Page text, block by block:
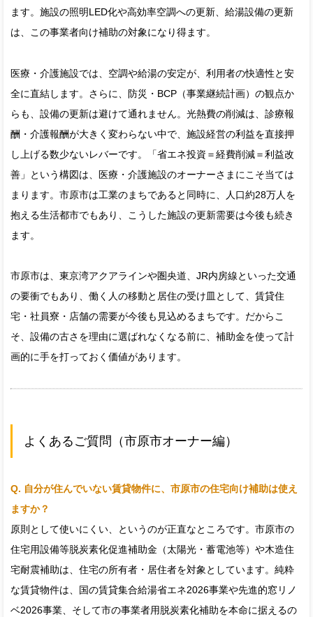
ます。施設の照明LED化や高効率空調への更新、給湯設備の更新
は、この事業者向け補助の対象になり得ます。
医療・介護施設では、空調や給湯の安定が、利用者の快適性と安
全に直結します。さらに、防災・BCP（事業継続計画）の観点か
らも、設備の更新は避けて通れません。光熱費の削減は、診療報
酬・介護報酬が大きく変わらない中で、施設経営の利益を直接押
し上げる数少ないレバーです。「省エネ投資＝経費削減＝利益改
善」という構図は、医療・介護施設のオーナーさまにこそ当ては
まります。市原市は工業のまちであると同時に、人口約28万人を
抱える生活都市でもあり、こうした施設の更新需要は今後も続き
ます。
市原市は、東京湾アクアラインや圏央道、JR内房線といった交通
の要衝でもあり、働く人の移動と居住の受け皿として、賃貸住
宅・社員寮・店舗の需要が今後も見込めるまちです。だからこ
そ、設備の古さを理由に選ばれなくなる前に、補助金を使って計
画的に手を打っておく価値があります。
よくあるご質問（市原市オーナー編）
Q. 自分が住んでいない賃貸物件に、市原市の住宅向け補助は使え
ますか？
原則として使いにくい、というのが正直なところです。市原市の
住宅用設備等脱炭素化促進補助金（太陽光・蓄電池等）や木造住
宅耐震補助は、住宅の所有者・居住者を対象としています。純粋
な賃貸物件は、国の賃貸集合給湯省エネ2026事業や先進的窓リノ
ベ2026事業、そして市の事業者用脱炭素化補助を本命に据えるの